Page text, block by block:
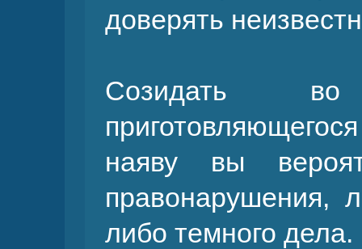
доверять
Созидать
наяву вы
правонарушения,
либо темного дела.